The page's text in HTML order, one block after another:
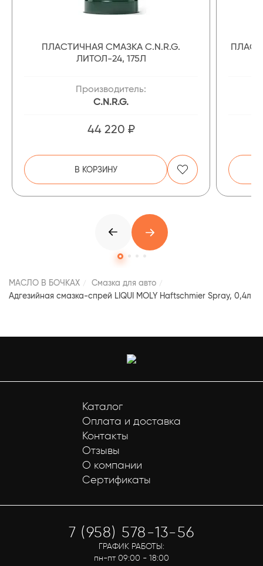
ПЛАСТИЧНАЯ СМАЗКА C.N.R.G.
ЛИТОЛ-24, 175Л
Производитель:
C.N.R.G.
44 220 ₽
В КОРЗИНУ
МАСЛО В БОЧКАХ
Смазка для авто
Адгезийная смазка-спрей LIQUI MOLY Haftschmier Spray, 0,4л
Каталог
Оплата и доставка
Контакты
Отзывы
О компании
Сертификаты
7 (958) 578-13-56
ГРАФИК РАБОТЫ:
пн-пт 09:00 - 18:00